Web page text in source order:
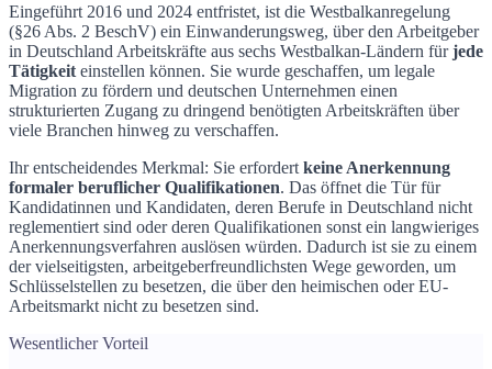
Eingeführt 2016 und 2024 entfristet, ist die Westbalkanregelung
(§26 Abs. 2 BeschV) ein Einwanderungsweg, über den Arbeitgeber
in Deutschland Arbeitskräfte aus sechs Westbalkan-Ländern für jede
Tätigkeit einstellen können. Sie wurde geschaffen, um legale
Migration zu fördern und deutschen Unternehmen einen
strukturierten Zugang zu dringend benötigten Arbeitskräften über
viele Branchen hinweg zu verschaffen.
Ihr entscheidendes Merkmal: Sie erfordert keine Anerkennung
formaler beruflicher Qualifikationen. Das öffnet die Tür für
Kandidatinnen und Kandidaten, deren Berufe in Deutschland nicht
reglementiert sind oder deren Qualifikationen sonst ein langwieriges
Anerkennungsverfahren auslösen würden. Dadurch ist sie zu einem
der vielseitigsten, arbeitgeberfreundlichsten Wege geworden, um
Schlüsselstellen zu besetzen, die über den heimischen oder EU-
Arbeitsmarkt nicht zu besetzen sind.
Wesentlicher Vorteil